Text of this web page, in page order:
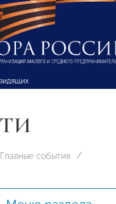
Главные события